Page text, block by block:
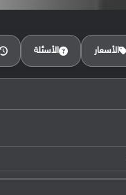
الأسعار الأسئلة